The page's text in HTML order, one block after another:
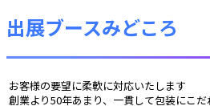
出展ブースみどころ
お客様の要望に柔軟に対応いたします